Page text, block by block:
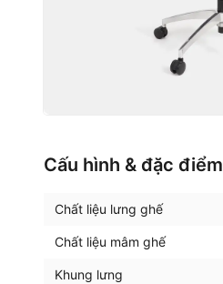
Cấu hình & đặc điểm
Chất liệu lưng ghế
Chất liệu mâm ghế
Khung lưng